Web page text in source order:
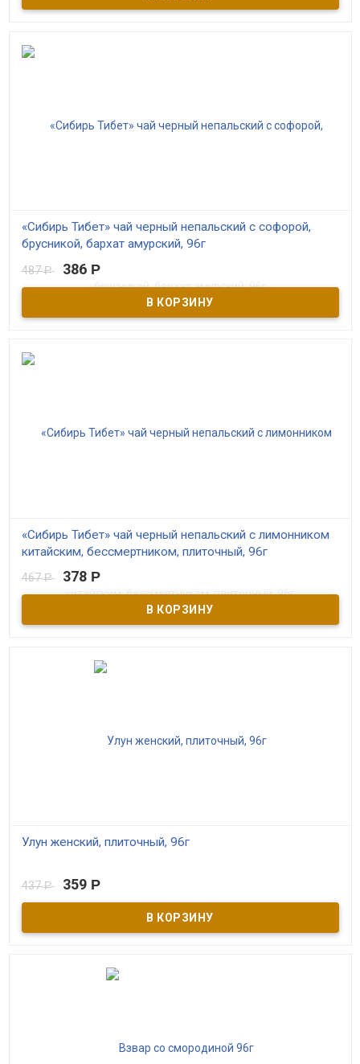
«Сибирь Тибет» чай черный непальский с софорой,
брусникой, бархат амурский, 96г
В наличии
“Сибирь Тибет” – выдержанный чёрный непальский чай с
добавлением сибирских трав и ягод. 100% натуральный состав и
высокое качество сырья.
487Р 386 Р
«Сибирь Тибет» чай черный непальский с лимонником
китайским, бессмертником, плиточный, 96г
В наличии
“Сибирь Тибет” – выдержанный чёрный непальский чай с
добавлением сибирских трав и ягод. 100% натуральный состав и
высокое качество сырья. Прессованный в виде цельной плитки,
467Р 378 Р
Улун женский, плиточный, 96г
437Р 359 Р